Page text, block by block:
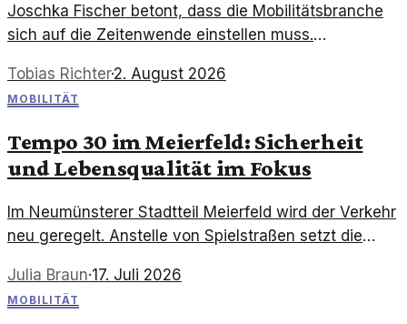
Joschka Fischer betont, dass die Mobilitätsbranche
sich auf die Zeitenwende einstellen muss.
erfordern ein Umdenken. Innovation und
Nachhaltigkeit sind die Schlüssel.
Tobias Richter·2. August 2026
MOBILITÄT
Tempo 30 im Meierfeld: Sicherheit
und Lebensqualität im Fokus
Im Neumünsterer Stadtteil Meierfeld wird der Verkehr
neu geregelt. Anstelle von Spielstraßen setzt die
Lebensqualität zu erhöhen.
Julia Braun·17. Juli 2026
MOBILITÄT